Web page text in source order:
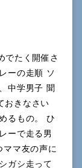
でたく開催さ
ーの走順 ソ
中学男子 聞
おきなさい
るもの。 ひ
ーで走る男
マ友の声に
ガシ走って